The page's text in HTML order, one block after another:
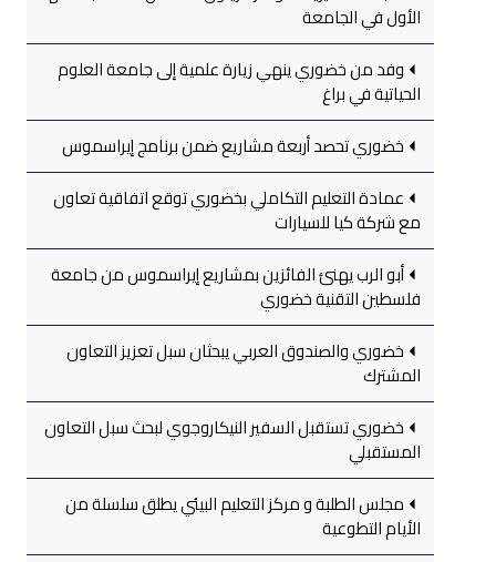
الأول في الجامعة
وفد من خضوري ينهي زيارة علمية إلى جامعة العلوم
الحياتية في براغ
خضوري تحصد أربعة مشاريع ضمن برنامج إيراسموس
عمادة التعليم التكاملي بخضوري توقع اتفاقية تعاون
مع شركة كيا للسيارات
أبو الرب يهنئ الفائزين بمشاريع إيراسموس من جامعة
فلسطين التقنية خضوري
خضوري والصندوق العربي يبحثان سبل تعزيز التعاون
المشترك
خضوري تستقبل السفير النيكاروجوي لبحث سبل التعاون
المستقبلي
مجلس الطلبة و مركز التعليم البيئي يطلق سلسلة من
الأيام التطوعية